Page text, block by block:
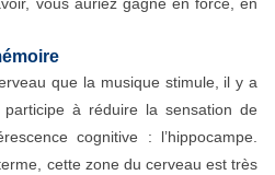
que la musique stimule, il y a
à réduire la sensation de
cognitive : l’hippocampe.
cette zone du cerveau est très